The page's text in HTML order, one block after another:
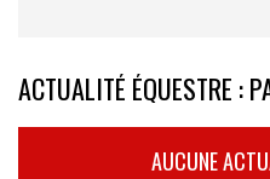
ACTUALITÉ ÉQUESTRE :
AUCUNE